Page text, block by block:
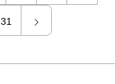
31